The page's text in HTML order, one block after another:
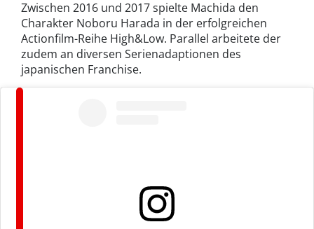
Zwischen 2016 und 2017 spielte Machida den
Charakter Noboru Harada in der erfolgreichen
Actionfilm-Reihe High&Low. Parallel arbeitete der
zudem an diversen Serienadaptionen des
japanischen Franchise.